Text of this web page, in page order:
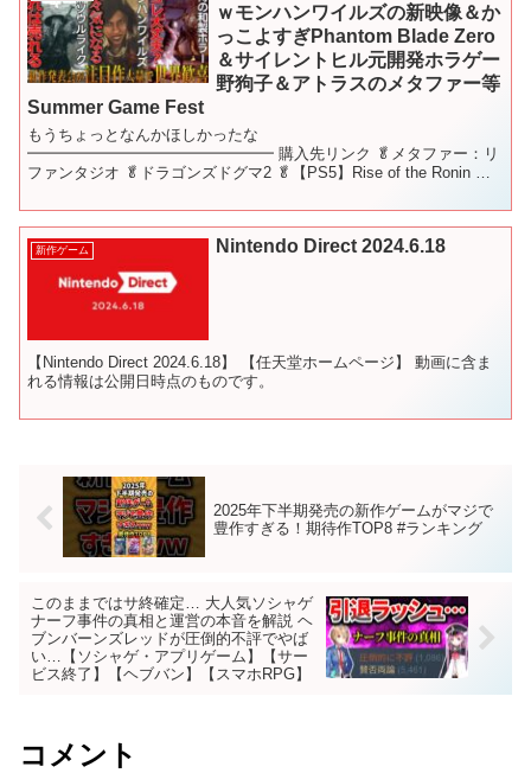
ｗモンハンワイルズの新映像＆か
っこよすぎPhantom Blade Zero
＆サイレントヒル元開発ホラゲー
野狗子＆アトラスのメタファー等
Summer Game Fest
もうちょっとなんかほしかったな
━━━━━━━━━━━━━━━━ 購入先リンク 🥬メタファー：リ
ファンタジオ 🥬ドラゴンズドグマ2 🥬【PS5】Rise of the Ronin 🥬
新作ゲーム Nintendo Direct 2024.6.18
【Nintendo Direct 2024.6.18】 【任天堂ホームページ】 動画に含ま
れる情報は公開日時点のものです。
2025年下半期発売の新作ゲームがマジで
豊作すぎる！期待作TOP8 #ランキング
このままではサ終確定… 大人気ソシャゲ
ナーフ事件の真相と運営の本音を解説 ヘ
ブンバーンズレッドが圧倒的不評でやば
い…【ソシャゲ・アプリゲーム】【サー
ビス終了】【ヘブバン】【スマホRPG】
コメント